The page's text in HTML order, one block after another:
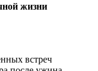
жизни
встреч